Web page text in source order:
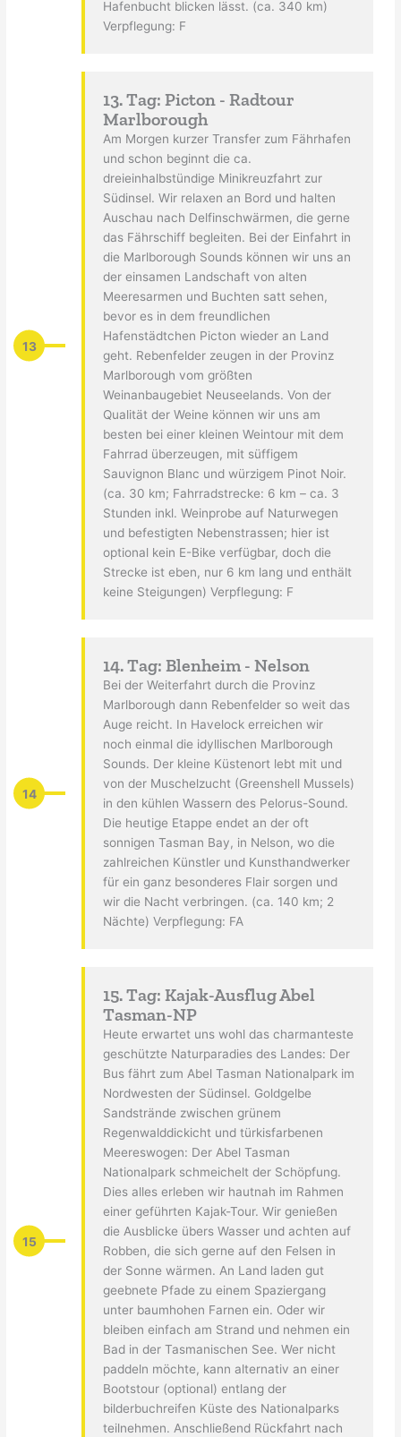
Hafenbucht blicken lässt. (ca. 340 km)
Verpflegung: F
13
13. Tag: Picton - Radtour
Marlborough
Am Morgen kurzer Transfer zum Fährhafen
und schon beginnt die ca.
dreieinhalbstündige Minikreuzfahrt zur
Südinsel. Wir relaxen an Bord und halten
Auschau nach Delfinschwärmen, die gerne
das Fährschiff begleiten. Bei der Einfahrt in
die Marlborough Sounds können wir uns an
der einsamen Landschaft von alten
Meeresarmen und Buchten satt sehen,
bevor es in dem freundlichen
Hafenstädtchen Picton wieder an Land
geht. Rebenfelder zeugen in der Provinz
Marlborough vom größten
Weinanbaugebiet Neuseelands. Von der
Qualität der Weine können wir uns am
besten bei einer kleinen Weintour mit dem
Fahrrad überzeugen, mit süffigem
Sauvignon Blanc und würzigem Pinot Noir.
(ca. 30 km; Fahrradstrecke: 6 km – ca. 3
Stunden inkl. Weinprobe auf Naturwegen
und befestigten Nebenstrassen; hier ist
optional kein E-Bike verfügbar, doch die
Strecke ist eben, nur 6 km lang und enthält
keine Steigungen) Verpflegung: F
14
14. Tag: Blenheim - Nelson
Bei der Weiterfahrt durch die Provinz
Marlborough dann Rebenfelder so weit das
Auge reicht. In Havelock erreichen wir
noch einmal die idyllischen Marlborough
Sounds. Der kleine Küstenort lebt mit und
von der Muschelzucht (Greenshell Mussels)
in den kühlen Wassern des Pelorus-Sound.
Die heutige Etappe endet an der oft
sonnigen Tasman Bay, in Nelson, wo die
zahlreichen Künstler und Kunsthandwerker
für ein ganz besonderes Flair sorgen und
wir die Nacht verbringen. (ca. 140 km; 2
Nächte) Verpflegung: FA
15
15. Tag: Kajak-Ausflug Abel
Tasman-NP
Heute erwartet uns wohl das charmanteste
geschützte Naturparadies des Landes: Der
Bus fährt zum Abel Tasman Nationalpark im
Nordwesten der Südinsel. Goldgelbe
Sandstrände zwischen grünem
Regenwalddickicht und türkisfarbenen
Meereswogen: Der Abel Tasman
Nationalpark schmeichelt der Schöpfung.
Dies alles erleben wir hautnah im Rahmen
einer geführten Kajak-Tour. Wir genießen
die Ausblicke übers Wasser und achten auf
Robben, die sich gerne auf den Felsen in
der Sonne wärmen. An Land laden gut
geebnete Pfade zu einem Spaziergang
unter baumhohen Farnen ein. Oder wir
bleiben einfach am Strand und nehmen ein
Bad in der Tasmanischen See. Wer nicht
paddeln möchte, kann alternativ an einer
Bootstour (optional) entlang der
bilderbuchreifen Küste des Nationalparks
teilnehmen. Anschließend Rückfahrt nach